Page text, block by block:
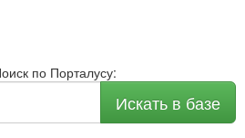
по Порталусу:
Искать в базе